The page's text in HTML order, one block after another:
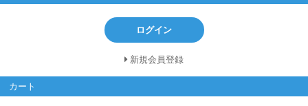
ログイン
新規会員登録
カート